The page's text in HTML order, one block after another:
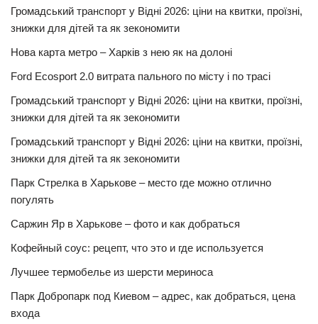
Громадський транспорт у Відні 2026: ціни на квитки, проїзні,
знижки для дітей та як зекономити
Нова карта метро – Харків з нею як на долоні
Ford Ecosport 2.0 витрата пального по місту і по трасі
Громадський транспорт у Відні 2026: ціни на квитки, проїзні,
знижки для дітей та як зекономити
Громадський транспорт у Відні 2026: ціни на квитки, проїзні,
знижки для дітей та як зекономити
Парк Стрелка в Харькове – место где можно отлично
погулять
Саржин Яр в Харькове – фото и как добраться
Кофейный соус: рецепт, что это и где используется
Лучшее термобелье из шерсти мериноса
Парк Добропарк под Киевом – адрес, как добраться, цена
входа